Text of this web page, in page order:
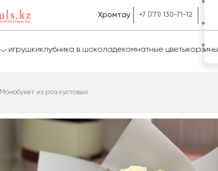
Хромтау +7 (771) 130-71-12
игрушкиклубника в шоколадекомнатные цветыкорзины
Монобукет из роз кустовых